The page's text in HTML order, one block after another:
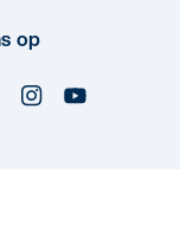
op